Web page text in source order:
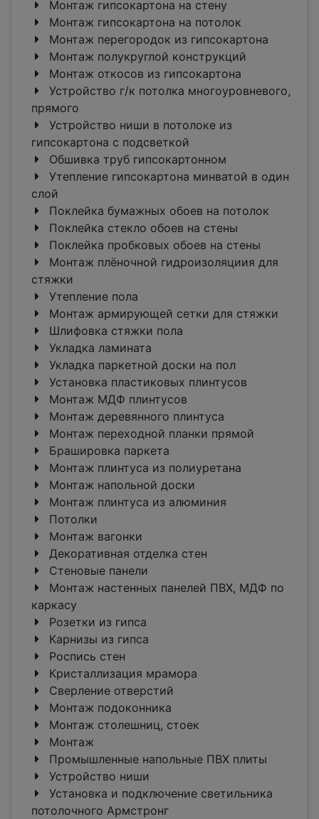
Монтаж гипсокартона на стену
Монтаж гипсокартона на потолок
Монтаж перегородок из гипсокартона
Монтаж полукруглой конструкций
Монтаж откосов из гипсокартона
Устройство г/к потолка многоуровневого,
прямого
Устройство ниши в потолоке из
гипсокартона с подсветкой
Обшивка труб гипсокартонном
Утепление гипсокартона минватой в один
слой
Поклейка бумажных обоев на потолок
Поклейка стекло обоев на стены
Поклейка пробковых обоев на стены
Монтаж плёночной гидроизоляциия для
стяжки
Утепление пола
Монтаж армирующей сетки для стяжки
Шлифовка стяжки пола
Укладка ламината
Укладка паркетной доски на пол
Установка пластиковых плинтусов
Монтаж МДФ плинтусов
Монтаж деревянного плинтуса
Монтаж переходной планки прямой
Брашировка паркета
Монтаж плинтуса из полиуретана
Монтаж напольной доски
Монтаж плинтуса из алюминия
Потолки
Монтаж вагонки
Декоративная отделка стен
Стеновые панели
Монтаж настенных панелей ПВХ, МДФ по
каркасу
Розетки из гипса
Карнизы из гипса
Роспись стен
Кристаллизация мрамора
Сверление отверстий
Монтаж подоконника
Монтаж столешниц, стоек
Монтаж
Промышленные напольные ПВХ плиты
Устройство ниши
Установка и подключение светильника
потолочного Армстронг